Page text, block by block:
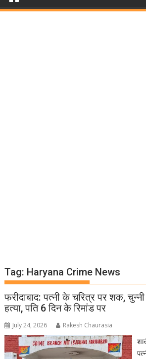
Tag: Haryana Crime News
फरीदाबाद: पत्नी के चरित्र पर शक,
हत्या, पति 6 दिन के रिमांड पर
July 24, 2026 Rakesh Chaurasia